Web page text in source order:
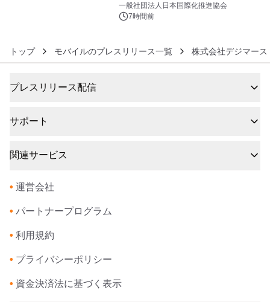
一般社団法人日本国際化推進協会
7時間前
トップ モバイルのプレスリリース一覧 株式会社デジマース
プレスリリース配信
サポート
関連サービス
• 運営会社
• パートナープログラム
• 利用規約
• プライバシーポリシー
• 資金決済法に基づく表示